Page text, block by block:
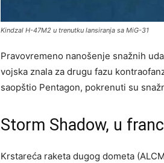
Kindzal H-47M2 u trenutku lansiranja sa MiG-31
Pravovremeno nanošenje snažnih
vojska znala za drugu fazu
saopštio Pentagon, pokrenuti su
Storm Shadow, u
Krstareća raketa dugog dometa